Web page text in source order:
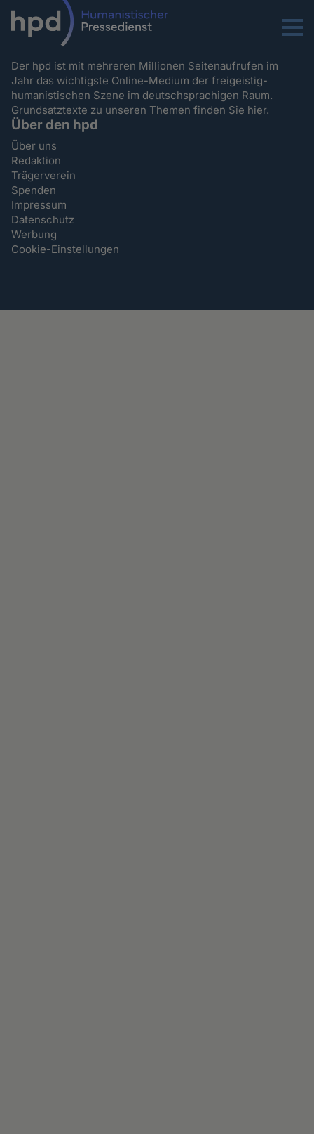
Menu
Der hpd ist mit mehreren Millionen Seitenaufrufen im
Jahr das wichtigste Online-Medium der freigeistig-
humanistischen Szene im deutschsprachigen Raum.
Grundsatztexte zu unseren Themenfinden Sie hier.
Über den hpd
Über uns
Redaktion
Trägerverein
Spenden
Impressum
Datenschutz
Werbung
Cookie-Einstellungen